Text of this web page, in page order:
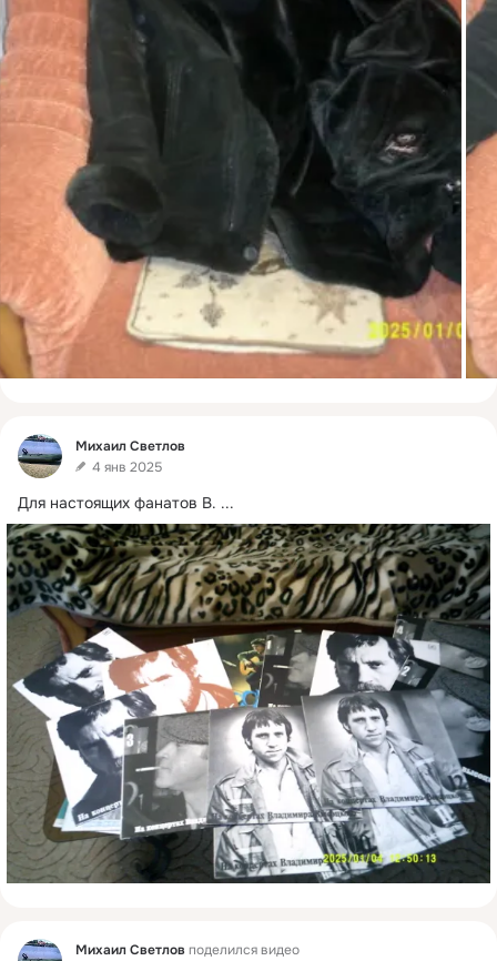
Фид
Михаил Светлов
4 янв 2025
Для настоящих фанатов В. ...
Фид Михаил Светлов поделился видео